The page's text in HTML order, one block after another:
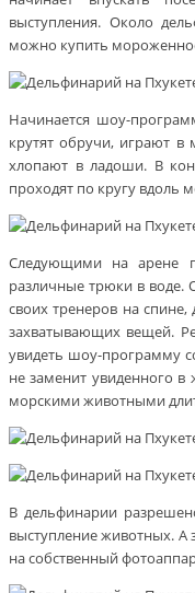
выступления. Около
можно купить
Начинается шоу-
крутят обручи, играют в
хлопают в ладоши. В
проходят по кругу вдоль
Следующими на арене
различные трюки в воде.
своих тренеров на
захватывающих вещей.
увидеть шоу-программу
не заменит увиденного
морскими животными
В дельфинарии
выступление животных. А
на собственный